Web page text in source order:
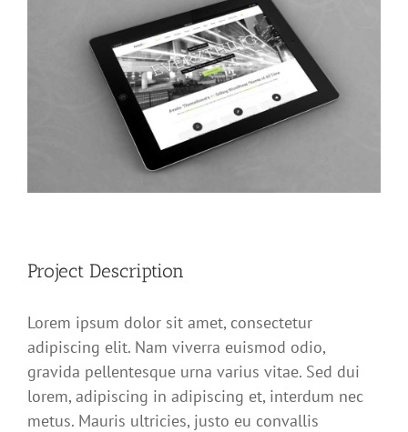
Project Description
Lorem ipsum dolor sit amet, consectetur
adipiscing elit. Nam viverra euismod odio,
gravida pellentesque urna varius vitae. Sed dui
lorem, adipiscing in adipiscing et, interdum nec
metus. Mauris ultricies, justo eu convallis